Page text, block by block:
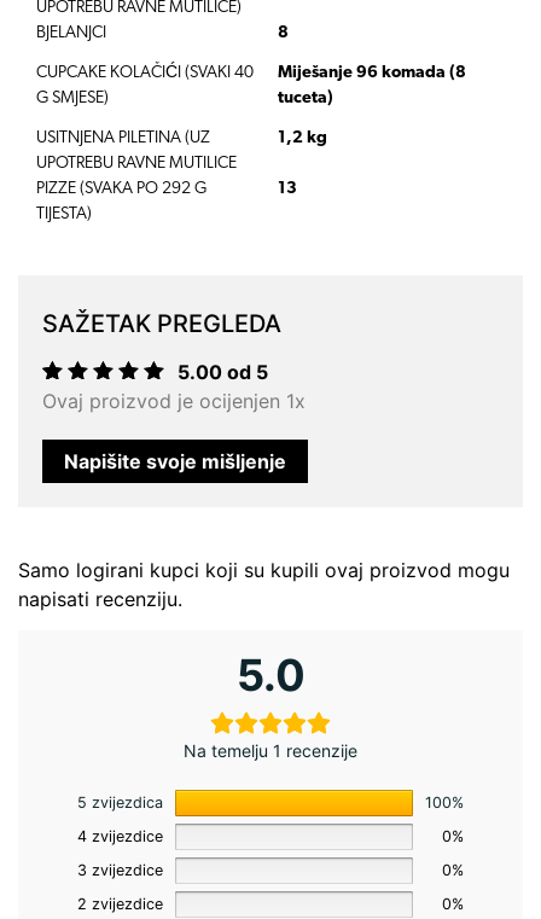
UPOTREBU RAVNE MUTILICE)
BJELANJCI
8
CUPCAKE KOLAČIĆI (SVAKI 40
G SMJESE)
Miješanje 96 komada (8
tuceta)
USITNJENA PILETINA (UZ
UPOTREBU RAVNE MUTILICE
1,2 kg
PIZZE (SVAKA PO 292 G
TIJESTA)
13
SAŽETAK PREGLEDA
Korisnička
ocjena:
5.00od
ukupno 5
1
5.00 od 5
Ovaj proizvod je ocijenjen 1x
Napišite svoje mišljenje
5.0
Na temelju 1 recenzije
5 zvijezdica
100%
4 zvijezdice
0%
3 zvijezdice
0%
2 zvijezdice
0%
Samo logirani kupci koji su kupili ovaj proizvod mogu
napisati recenziju.